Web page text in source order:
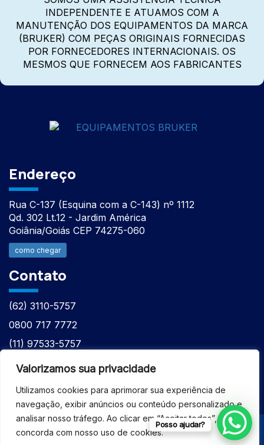
Valorizamos sua privacidade
Utilizamos cookies para aprimorar sua experiência de
navegação, exibir anúncios ou conteúdo personalizado e
analisar nosso tráfego. Ao clicar em “Aceitar todos”, você
concorda com nosso uso de cookies.
INDEPENDENTE E ATUAMOS COM A
MANUTENÇÃO DOS EQUIPAMENTOS DA MARCA
(BRUKER) COM PEÇAS ORIGINAIS FORNECIDAS
POR FORNECEDORES INTERNACIONAIS. OS
MESMOS QUE FORNECEM AOS FABRICANTES
Endereço
Rua C-137 (Esquina com a C-143) nº 1112
Qd. 302 Lt.12 - Jardim América
Goiânia/Goiás CEP 74275-060
como chegar
Contato
(62) 3110-5757
0800 717 7772
(11) 97533-5757
(62) 98610-7777
© 2026 - ASSISTÊNCIA TÉCNICA ESPECIALIZADA
Posso ajudar?